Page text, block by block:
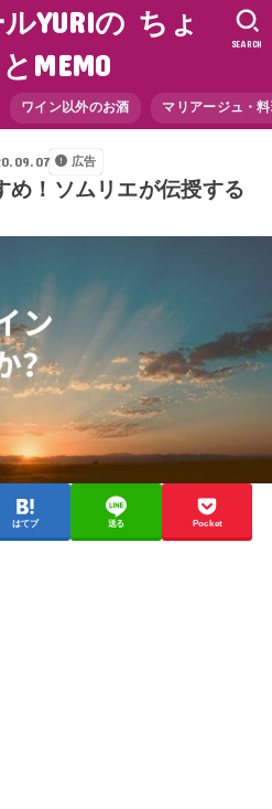
YURIの ちょ
MEMO
ワイン以外のお酒 マリアージュ・
SEARCH
広告
め！ソムリエが伝授する
はてブ 送る Pocket